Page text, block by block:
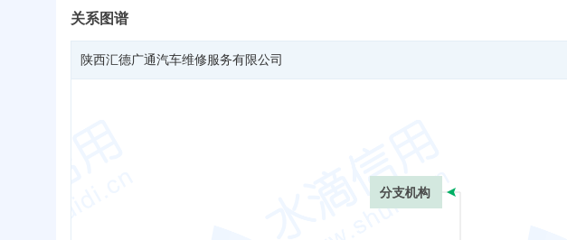
关系图谱
陕西汇德广通汽车维修服务有限公司
分支机构